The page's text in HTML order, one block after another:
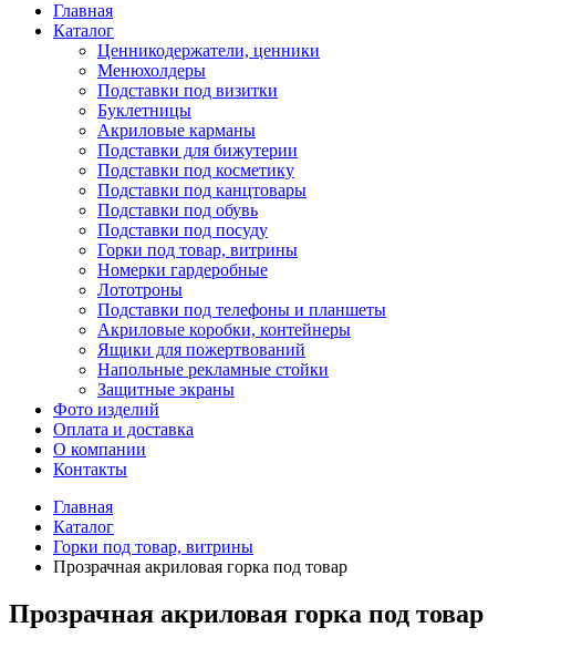
Главная
Каталог
Ценникодержатели, ценники
Менюхолдеры
Подставки под визитки
Буклетницы
Акриловые карманы
Подставки для бижутерии
Подставки под косметику
Подставки под канцтовары
Подставки под обувь
Подставки под посуду
Горки под товар, витрины
Номерки гардеробные
Лототроны
Подставки под телефоны и планшеты
Акриловые коробки, контейнеры
Ящики для пожертвований
Напольные рекламные стойки
Защитные экраны
Фото изделий
Оплата и доставка
О компании
Контакты
Главная
Каталог
Горки под товар, витрины
Прозрачная акриловая горка под товар
Прозрачная акриловая горка под товар